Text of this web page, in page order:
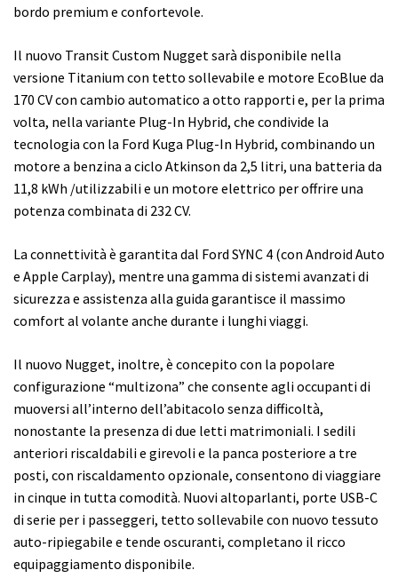
bordo premium e confortevole.
Il nuovo Transit Custom Nugget sarà disponibile nella
versione Titanium con tetto sollevabile e motore EcoBlue da
170 CV con cambio automatico a otto rapporti e, per la prima
volta, nella variante Plug-In Hybrid, che condivide la
tecnologia con la Ford Kuga Plug-In Hybrid, combinando un
motore a benzina a ciclo Atkinson da 2,5 litri, una batteria da
11,8 kWh /utilizzabili e un motore elettrico per offrire una
potenza combinata di 232 CV.
La connettività è garantita dal Ford SYNC 4 (con Android Auto
e Apple Carplay), mentre una gamma di sistemi avanzati di
sicurezza e assistenza alla guida garantisce il massimo
comfort al volante anche durante i lunghi viaggi.
Il nuovo Nugget, inoltre, è concepito con la popolare
configurazione “multizona” che consente agli occupanti di
muoversi all’interno dell’abitacolo senza difficoltà,
nonostante la presenza di due letti matrimoniali. I sedili
anteriori riscaldabili e girevoli e la panca posteriore a tre
posti, con riscaldamento opzionale, consentono di viaggiare
in cinque in tutta comodità. Nuovi altoparlanti, porte USB-C
di serie per i passeggeri, tetto sollevabile con nuovo tessuto
auto-ripiegabile e tende oscuranti, completano il ricco
equipaggiamento disponibile.